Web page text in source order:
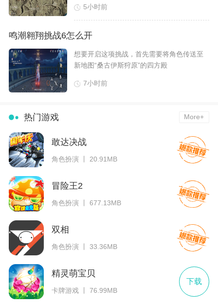
5小时前
鸣潮翱翔挑战6怎么开
​想要开启这项挑战，首先需要将角色传送至
新地图“桑古伊斯狩原”的四方殿
7小时前
热门游戏 More+
敢达决战
角色扮演 丨 20.91MB
冒险王2
角色扮演 丨 677.13MB
双相
角色扮演 丨 33.36MB
精灵萌宝贝
卡牌游戏 丨 76.99MB
下载